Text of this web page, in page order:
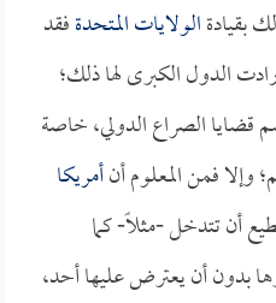
بقيادةالولايات المتحدةفقد
الدول الكبرى لها ذلك؛
الصراع الدولي، خاصة
وإلا فمن المعلوم أنأمريكا
أن تتدخل -مثلاً- كما
بدون أن يعترض عليها أحد،